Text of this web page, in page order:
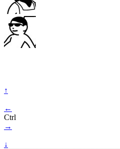
↑
←
Ctrl
→
↓